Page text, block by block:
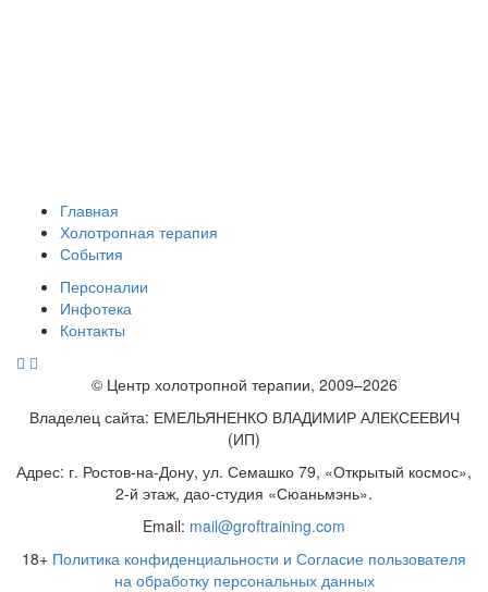
Главная
Холотропная терапия
События
Персоналии
Инфотека
Контакты
© Центр холотропной терапии, 2009–2026
Владелец сайта: ЕМЕЛЬЯНЕНКО ВЛАДИМИР АЛЕКСЕЕВИЧ
(ИП)
Адрес: г. Ростов-на-Дону, ул. Семашко 79, «Открытый космос»,
2-й этаж, дао-студия «Сюаньмэнь».
Email: mail@groftraining.com
18+ Политика конфиденциальности и Согласие пользователя
на обработку персональных данных